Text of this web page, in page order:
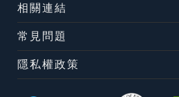
相關連結
常見問題
隱私權政策